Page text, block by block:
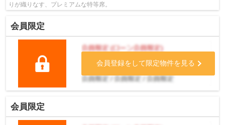
りが織りなす、プレミアムな特等席。
会員限定
会員登録をして限定物件を見る
会員限定